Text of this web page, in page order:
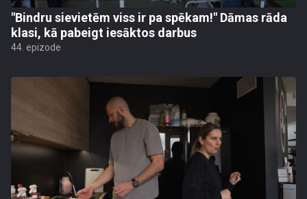
"Bindru sievietēm viss ir pa spēkam!" Dāmas rāda
klasi, kā pabeigt iesāktos darbus
44. epizode